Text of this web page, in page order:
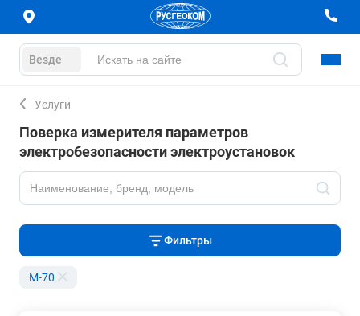
Везде
Услуги
Поверка измерителя параметров
электробезопасности электроустановок
Фильтры
M-70